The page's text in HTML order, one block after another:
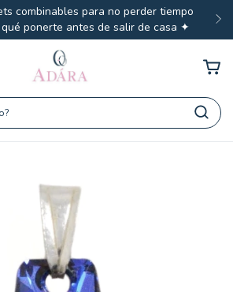
combinables para no perder tiempo
ponerte antes de salir de casa ✦